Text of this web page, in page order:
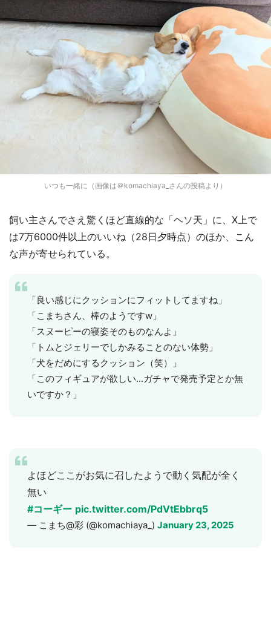
いつも一緒に（画像は＠komachiaya_さんの投稿より）
飼い主さんでさえ驚くほど直線的な「ヘソ天」に、X上で
は7万6000件以上のいいね（28日夕時点）のほか、こん
な声が寄せられている。
「良い感じにクッションにフィットしてますね」
「こまちさん、棒のようですw」
「スヌーピーの寝姿そのものなんよ」
「トムとジェリーでしかみることのない体勢」
「犬をだめにするクッション（笑）」
「このフィギュアが欲しい...ガチャで発売予定とか無
いですか？」
よほどここがお気に召したようで動く気配が全く
無い
#コーギー pic.twitter.com/PdVtEbbrq5
— こまち@彩 (@komachiaya_) January 23, 2025